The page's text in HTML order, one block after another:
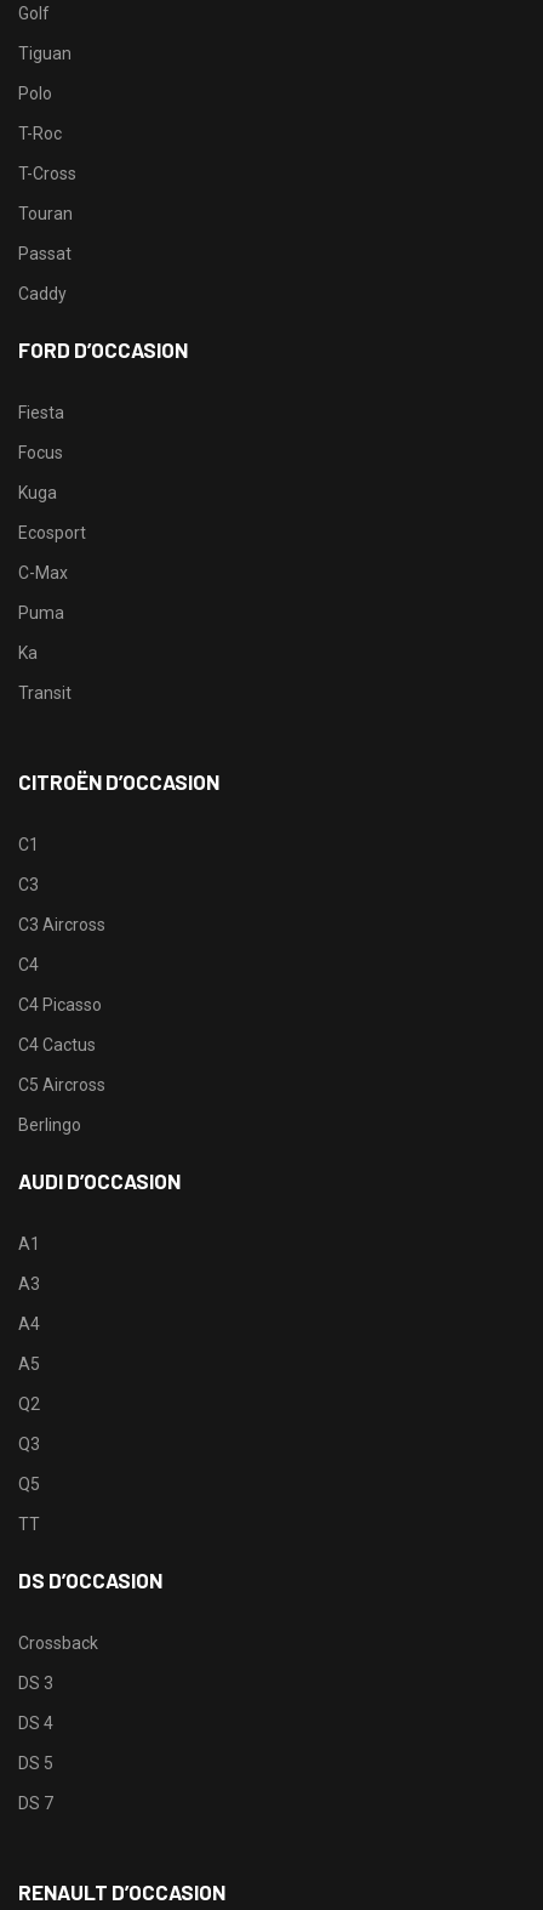
Golf
Tiguan
Polo
T-Roc
T-Cross
Touran
Passat
Caddy
FORD D’OCCASION
Fiesta
Focus
Kuga
Ecosport
C-Max
Puma
Ka
Transit
CITROËN D’OCCASION
C1
C3
C3 Aircross
C4
C4 Picasso
C4 Cactus
C5 Aircross
Berlingo
AUDI D’OCCASION
A1
A3
A4
A5
Q2
Q3
Q5
TT
DS D’OCCASION
Crossback
DS 3
DS 4
DS 5
DS 7
RENAULT D’OCCASION